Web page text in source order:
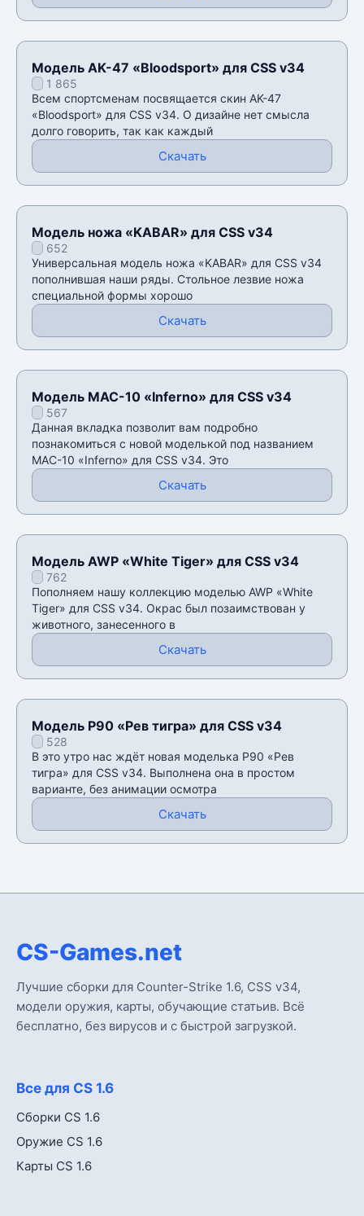
Модель AK-47 «Bloodsport» для CSS v34
1 865
Всем спортсменам посвящается скин AK-47
«Bloodsport» для CSS v34. О дизайне нет смысла
долго говорить, так как каждый
Скачать
Модель ножа «KABAR» для CSS v34
652
Универсальная модель ножа «KABAR» для CSS v34
пополнившая наши ряды. Стольное лезвие ножа
специальной формы хорошо
Скачать
Модель MAC-10 «Inferno» для CSS v34
567
Данная вкладка позволит вам подробно
познакомиться с новой моделькой под названием
MAC-10 «Inferno» для CSS v34. Это
Скачать
Модель AWP «White Tiger» для CSS v34
762
Пополняем нашу коллекцию моделью AWP «White
Tiger» для CSS v34. Окрас был позаимствован у
животного, занесенного в
Скачать
Модель P90 «Рев тигра» для CSS v34
528
В это утро нас ждëт новая моделька P90 «Рев
тигра» для CSS v34. Выполнена она в простом
варианте, без анимации осмотра
Скачать
CS-Games.net
Лучшие сборки для Counter-Strike 1.6, CSS v34,
модели оружия, карты, обучающие статьив. Всё
бесплатно, без вирусов и с быстрой загрузкой.
Все для CS 1.6
Сборки CS 1.6
Оружие CS 1.6
Карты CS 1.6